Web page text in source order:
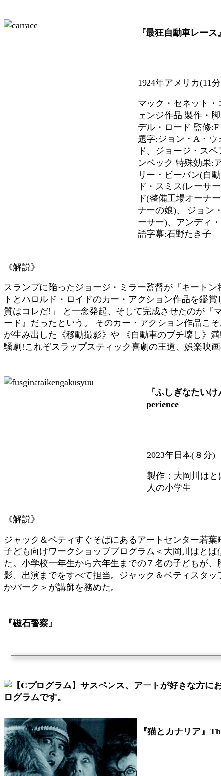
『最狂自動車レー
1924年アメリカ(11
マック・セネット
ェンジ作品 製作・
デル・ロード 監修
題字:ジョン・A・
ド、ジョージ・ス
ンベック 特殊効果:
リー・ビーバン(自
ド・スミス(レーサ
ド(整備工場オーナ
ナーの娘)、 ジョン
ーサー)、アンディ
語字幕:石野たき子
《解説》
スランプに陥ったジョージ・ミラー監督が『キート
トとハロルド・ロイドのカー・アクション作品を鑑
質はコレだ!」 と一念発起、そして完成させたのが『
ード』だったという。 そのカー・アクション作品こ
が生み出した《移動撮影》や 《自動車のブチ壊し》
騒劇!これぞスラップスティック喜劇の王道、娯楽映
『ふしぎなたい
perience
2023年 日本( ８ 分)
製作 ：大岡川 は
人の小学生
《解説》
ジャック＆ベティすぐそばにあるアートセンター若
子ども向けワークショッププログラム＜大岡川はと
た。小学校一年生から六年生までの７名の子どもが
影、出演までをすべて担当。ジャック＆ベティスタ
かパーク＞が講師を務めた。
『磁石警察』
『猫とカナリア』